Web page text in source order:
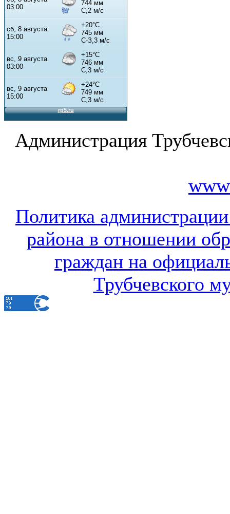
Администрация
Политика
района в отношении
граждан на
Трубчевского